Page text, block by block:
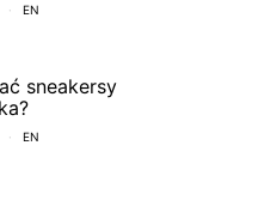
EN
sneakersy
EN